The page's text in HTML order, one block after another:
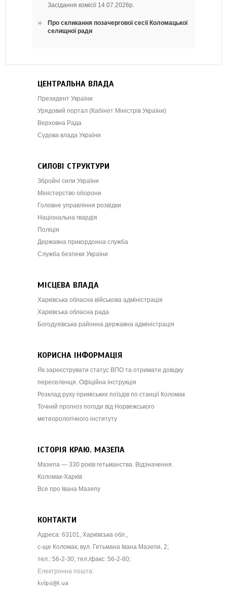
Засідання комісії 14.07.2026р.
Про скликання позачергової сесії Коломацької
селищної ради
ЦЕНТРАЛЬНА ВЛАДА
Президент України
Урядовий портал (Кабінет Міністрів України)
Верховна Рада
Судова влада України
СИЛОВІ СТРУКТУРИ
Збройні сили України
Міністерство оборони
Головне управління розвідки
Національна гвардія
Поліція
Державна прикордонна служба
Служба безпеки України
МІСЦЕВА ВЛАДА
Харківська обласна військова адміністрація
Харківська обласна рада
Богодухівська районна державна адміністрація
КОРИСНА ІНФОРМАЦІЯ
Як зареєструвати статус ВПО та отримати довідку
переселенця. Офіційна інструкція
Розклад руху приміських поїздів по станції Коломак
Точний прогноз погоди від Норвежського
метеорологічного інституту
ІСТОРІЯ КРАЮ. МАЗЕПА
Мазепа — 330 років гетьманства. Відзначення.
Коломак-Харків
Все про Івана Мазепу
КОНТАКТИ
Адреса: 63101, Харківська обл.,
с-ще Коломак, вул. Гетьмана Івана Мазепи, 2;
тел.: 56-2-30; тел./факс: 56-2-80;
Електронна пошта: